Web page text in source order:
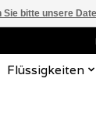
Flüssigkeiten
bitte unsere